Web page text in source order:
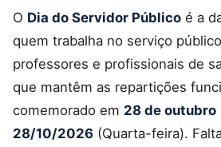
O Dia do Servidor Público é a
quem trabalha no serviço
professores e profissionais de
que mantêm as repartições
comemorado em 28 de outubro
28/10/2026 (Quarta-feira).